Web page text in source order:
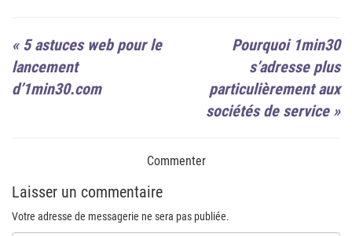
« 5 astuces web pour le
lancement
d’1min30.com
Pourquoi 1min30
s’adresse plus
particulièrement aux
sociétés de service»
Commenter
Laisser un commentaire
Votre adresse de messagerie ne sera pas publiée.